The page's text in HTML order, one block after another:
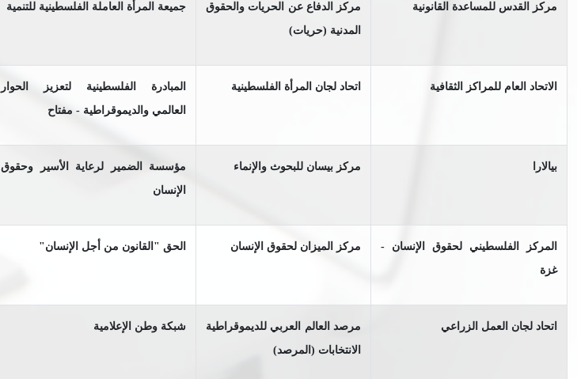
مركز القدس للمساعدة القانونية
مركز الدفاع عن الحريات والحقوق
المدنية (حريات)
جميعة المرأة العاملة الفلسطينية للتنمية
الاتحاد العام للمراكز الثقافية اتحاد لجان المرأة الفلسطينية
المبادرة الفلسطينية لتعزيز الحوار
العالمي والديموقراطية - مفتاح
بيالارا مركز بيسان للبحوث والإنماء
مؤسسة الضمير لرعاية الأسير وحقوق
الإنسان
المركز الفلسطيني لحقوق الإنسان -
غزة
مركز الميزان لحقوق الإنسان الحق "القانون من أجل الإنسان"
اتحاد لجان العمل الزراعي
مرصد العالم العربي للديموقراطية
الانتخابات (المرصد)
شبكة وطن الإعلامية